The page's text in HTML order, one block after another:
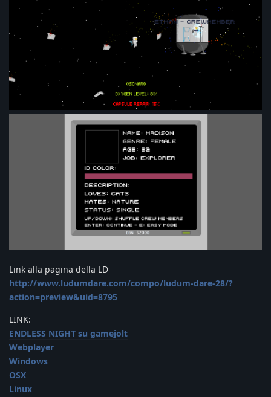
Link alla pagina della LD
http://www.ludumdare.com/compo/ludum-dare-28/?
action=preview&uid=8795
LINK:
ENDLESS NIGHT su gamejolt
Webplayer
Windows
OSX
Linux